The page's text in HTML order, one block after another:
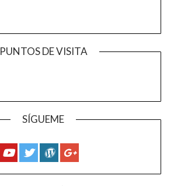
PUNTOS DE VISITA
SÍGUEME